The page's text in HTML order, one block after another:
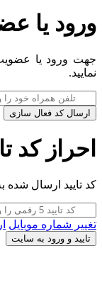
ورود یا
جهت ورود یا
نمایید.
ارسال کد فعال سازی
احراز کد
کد تایید ارسال شده
تغییر شماره موبایل
تایید و ورود به سایت